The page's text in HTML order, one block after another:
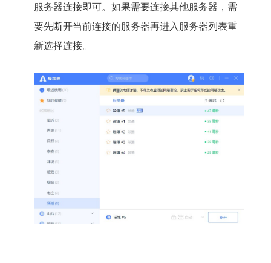
服务器连接即可。如果需要连接其他服务器，需
要先断开当前连接的服务器再进入服务器列表重
新选择连接。